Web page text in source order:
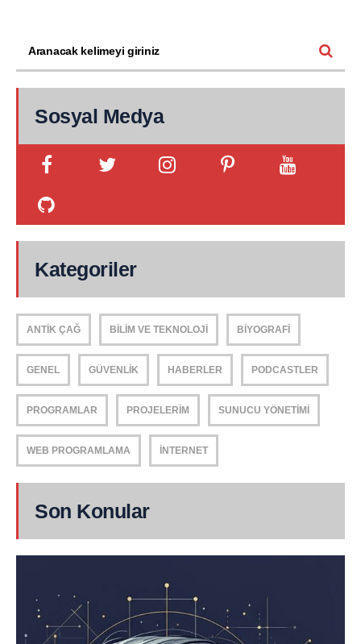
Sosyal Medya
Kategoriler
ANTIK ÇAĞ BILIM VE TEKNOLOJI BIYOGRAFI
GENEL GÜVENLIK HABERLER PODCASTLER
PROGRAMLAR PROJELERIM SUNUCU YÖNETIMI
WEB PROGRAMLAMA İNTERNET
Son Konular